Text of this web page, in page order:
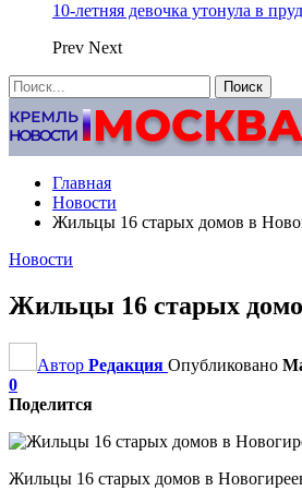
10-летняя девочка утонула в
Prev Next
Главная
Новости
Жильцы 16 старых домов в
Новости
Жильцы 16 старых
Автор Редакция Опубликовано
0
Поделится
Жильцы 16 старых домов в